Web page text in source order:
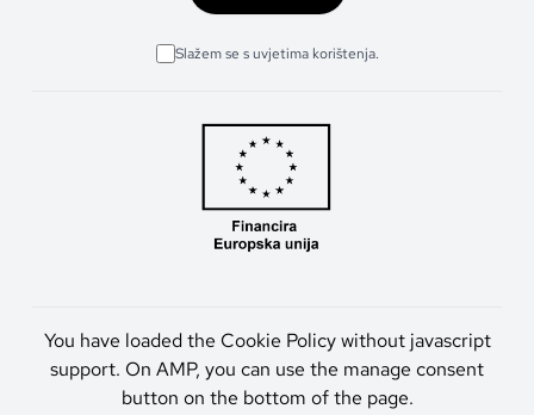
Slažem se s uvjetima korištenja.
You have loaded the Cookie Policy without javascript
support. On AMP, you can use the manage consent
button on the bottom of the page.